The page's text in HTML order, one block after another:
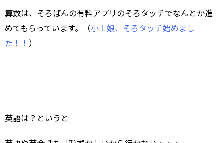
算数は、そろばんの有料アプリのそろタッチでなんとか進
めてもらっています。（小１娘、そろタッチ始めまし
た！！ ）
英語は？というと